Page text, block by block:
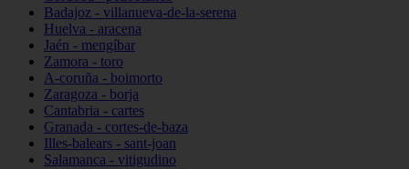
Badajoz - villanueva-de-la-serena
Huelva - aracena
Jaén - mengíbar
Zamora - toro
A-coruña - boimorto
Zaragoza - borja
Cantabria - cartes
Granada - cortes-de-baza
Illes-balears - sant-joan
Salamanca - vitigudino